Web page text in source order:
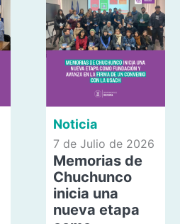
Noticia
7 de Julio de 2026
Memorias de
Chuchunco
inicia una
nueva etapa